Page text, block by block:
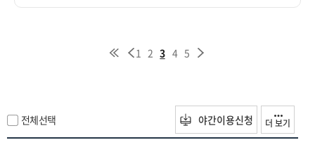
1 2 3 4 5
전체선택 야간이용신청 더 보기